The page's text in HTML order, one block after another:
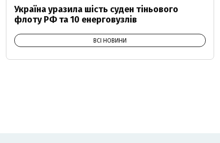
Україна уразила шість суден тіньового
флоту РФ та 10 енерговузлів
ВСІ НОВИНИ